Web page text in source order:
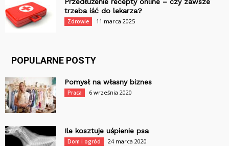
Przedłużenie recepty online – czy zawsze
trzeba iść do lekarza?
Zdrowie 11 marca 2025
POPULARNE POSTY
Pomysł na własny biznes
Praca 6 września 2020
Ile kosztuje uśpienie psa
Dom i ogród 24 marca 2020